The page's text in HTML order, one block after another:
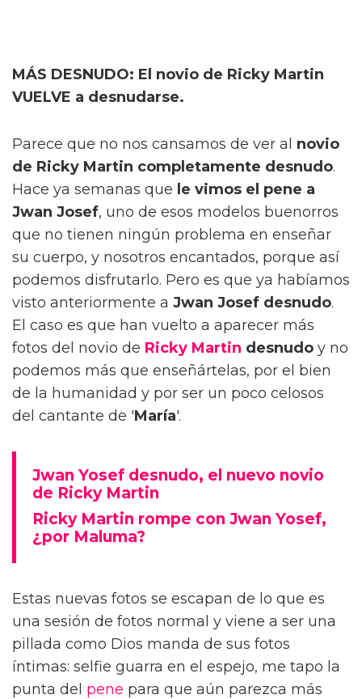
MÁS DESNUDO: El novio de Ricky Martin
VUELVE a desnudarse.
Parece que no nos cansamos de ver al novio
de Ricky Martin completamente desnudo.
Hace ya semanas que le vimos el pene a
Jwan Josef, uno de esos modelos buenorros
que no tienen ningún problema en enseñar
su cuerpo, y nosotros encantados, porque así
podemos disfrutarlo. Pero es que ya habíamos
visto anteriormente a Jwan Josef desnudo.
El caso es que han vuelto a aparecer más
fotos del novio de Ricky Martin desnudo y no
podemos más que enseñártelas, por el bien
de la humanidad y por ser un poco celosos
del cantante de 'María'.
Jwan Yosef desnudo, el nuevo novio
de Ricky Martin
Ricky Martin rompe con Jwan Yosef,
¿por Maluma?
Estas nuevas fotos se escapan de lo que es
una sesión de fotos normal y viene a ser una
pillada como Dios manda de sus fotos
íntimas: selfie guarra en el espejo, me tapo la
punta del pene para que aún parezca más